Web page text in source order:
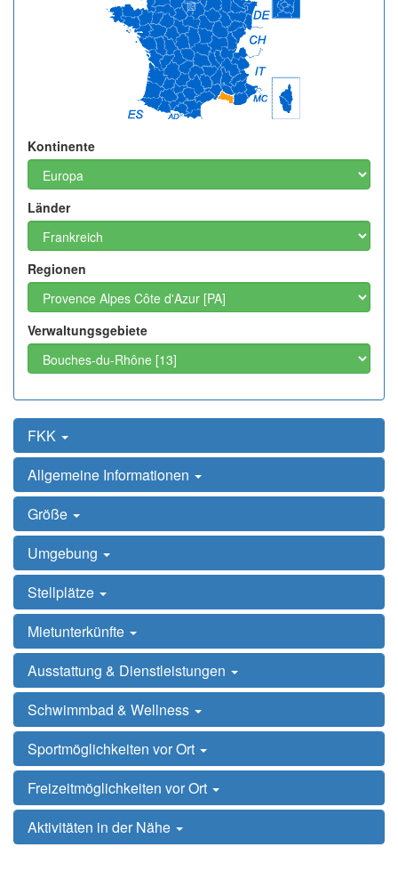
Kontinente
Länder
Regionen
Verwaltungsgebiete
FKK
Allgemeine Informationen
Größe
Umgebung
Stellplätze
Mietunterkünfte
Ausstattung & Dienstleistungen
Schwimmbad & Wellness
Sportmöglichkeiten vor Ort
Freizeitmöglichkeiten vor Ort
Aktivitäten in der Nähe